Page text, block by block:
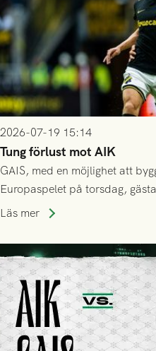
2026-07-19 15:14
Tung förlust mot AIK
GAIS, med en möjlighet att
Europaspelet på torsdag,
Stockholm . Men trots
lyckades få in 2-0.
Läs mer